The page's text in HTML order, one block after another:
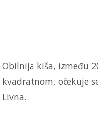
Obilnija kiša, između
kvadratnom, očekuje
Livna.